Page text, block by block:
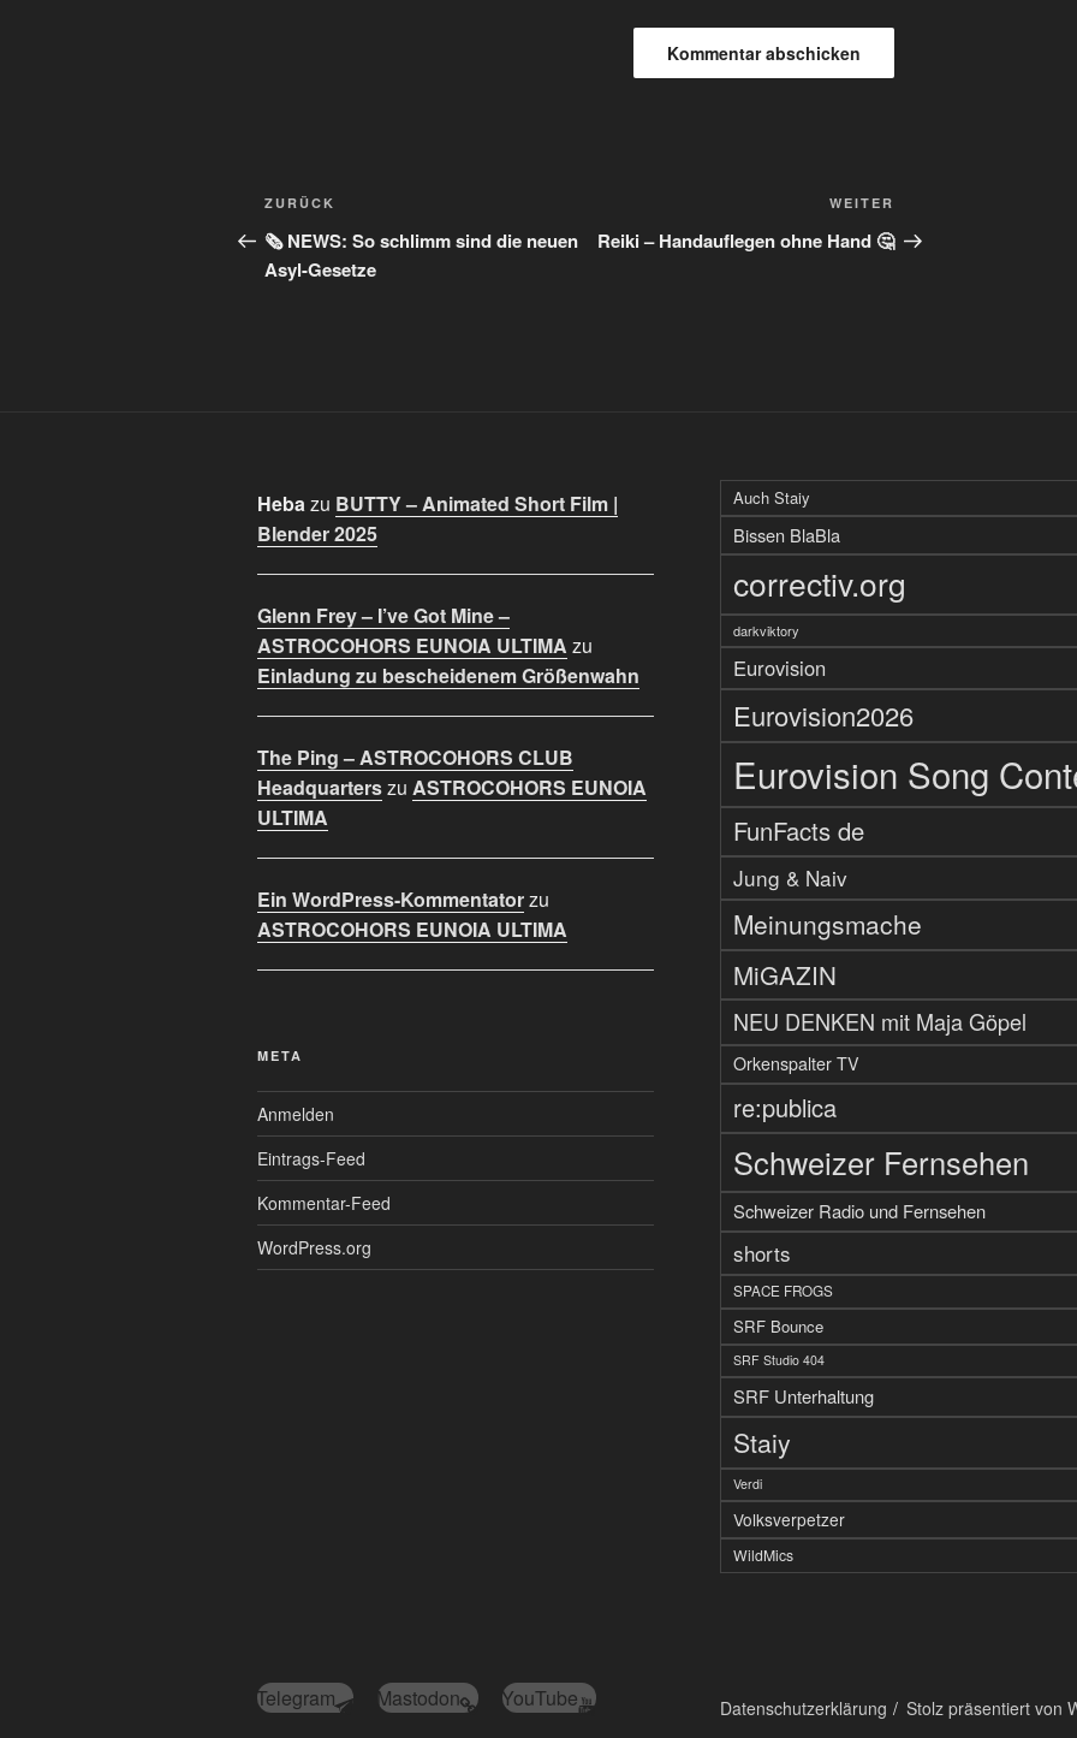
Beitragsnavigation
Vorheriger
Beitrag
ZURÜCK
🗞️ NEWS: So schlimm sind die neuen
Asyl-Gesetze
Beitrag
WEITER
Reiki – Handauflegen ohne Hand 🤔
Hebazu BUTTY – Animated Short Film |
Blender 2025
Glenn Frey – I’ve Got Mine –
ASTROCOHORS EUNOIA ULTIMA zu
Einladung zu bescheidenem Größenwahn
The Ping – ASTROCOHORS CLUB
Headquarterszu ASTROCOHORS EUNOIA
ULTIMA
Ein WordPress-Kommentatorzu
ASTROCOHORS EUNOIA ULTIMA
META
Anmelden
Eintrags-Feed
Kommentar-Feed
WordPress.org
Auch Staiy
Bissen BlaBla
correctiv.org
darkviktory
Eurovision
Eurovision2026
Eurovision Song
FunFacts de
Jung & Naiv
Meinungsmache
MiGAZIN
NEU DENKEN mit Maja Göpel
Orkenspalter TV
re:publica
Schweizer Fernsehen
Schweizer Radio und Fernsehen
shorts
SPACE FROGS
SRF Bounce
SRF Studio 404
SRF Unterhaltung
Staiy
Verdi
Volksverpetzer
WildMics
Telegram Mastodon YouTube Datenschutzerklärung Stolz präsentiert von